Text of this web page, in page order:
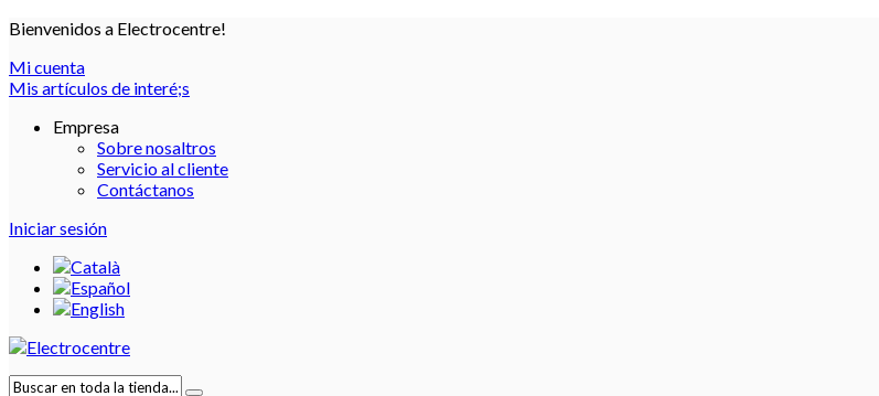
Bienvenidos a Electrocentre!
Mi cuenta
Mis artículos de interé;s
Empresa
Sobre nosaltros
Servicio al cliente
Contáctanos
Iniciar sesión